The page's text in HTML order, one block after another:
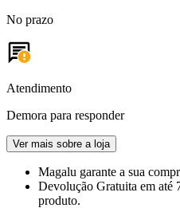
No prazo
Atendimento
Demora para responder
Ver mais sobre a loja
Magalu garante a sua
Devolução Gratuita em até
produto.